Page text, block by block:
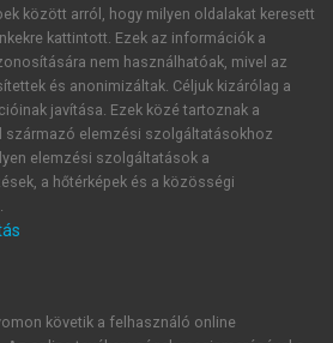
között arról, hogy milyen oldalakat keresett
kattintott. Ezek az információk a
nem használhatóak, mivel az
és anonimizáltak. Céljuk kizárólag a
javítása. Ezek közé tartoznak a
származó elemzési szolgáltatásokhoz
elemzési szolgáltatások a
a hőtérképek és a közösségi
követik a felhasználó online